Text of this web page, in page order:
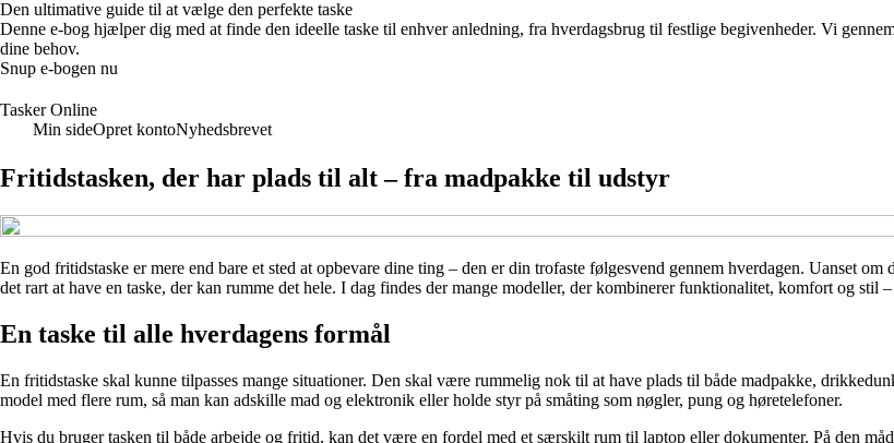
Den ultimative guide til at vælge den perfekte taske
Denne e-bog hjælper dig med at finde den ideelle taske til enhver anledning, fra hverdagsbrug til festlige begivenheder. Vi
dine behov.
Snup e-bogen nu
Tasker Online
Min sideOpret kontoNyhedsbrevet
Fritidstasken, der har plads til alt – fra madpakke til udstyr
En god fritidstaske er mere end bare et sted at opbevare dine ting – den er din trofaste følgesvend gennem hverdagen. Uanset
det rart at have en taske, der kan rumme det hele. I dag findes der mange modeller, der kombinerer funktionalitet, komfort og
En taske til alle hverdagens formål
En fritidstaske skal kunne tilpasses mange situationer. Den skal være rummelig nok til at have plads til både madpakke,
model med flere rum, så man kan adskille mad og elektronik eller holde styr på småting som nøgler, pung og høretelefoner.
Hvis du bruger tasken til både arbejde og fritid, kan det være en fordel med et særskilt rum til laptop eller dokumenter. På den